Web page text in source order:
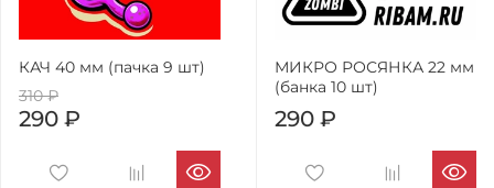
КАЧ 40 мм (пачка 9 шт)
310 ₽
290 ₽
МИКРО РОСЯНКА 22 мм
(банка 10 шт)
290 ₽